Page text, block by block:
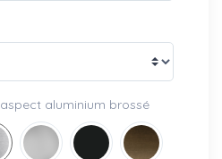
aspect aluminium brossé